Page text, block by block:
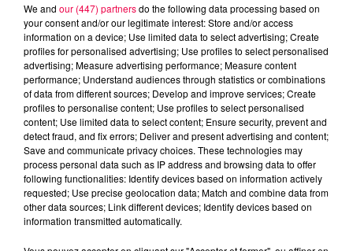
Flash infos
Crédit :Flash infos
We and our (447) partnersdo the following data processing based on
your consent and/or our legitimate interest: Store and/or access
information on a device; Use limited data to select advertising; Create
profiles for personalised advertising; Use profiles to select personalised
advertising; Measure advertising performance; Measure content
performance; Understand audiences through statistics or combinations
of data from different sources; Develop and improve services; Create
profiles to personalise content; Use profiles to select personalised
content; Use limited data to select content; Ensure security, prevent and
detect fraud, and fix errors; Deliver and present advertising and content;
Save and communicate privacy choices. These technologies may
process personal data such as IP address and browsing data to offer
following functionalities: Identify devices based on information actively
requested; Use precise geolocation data; Match and combine data from
other data sources; Link different devices; Identify devices based on
information transmitted automatically.